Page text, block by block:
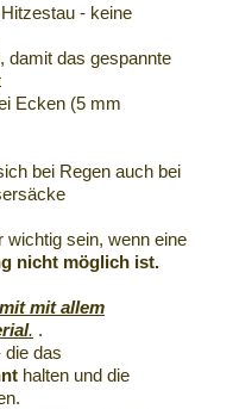
- keine
, damit das gespannte
Ecken (5 mm
bei Regen auch bei
wichtig sein, wenn eine
nicht möglich ist.
mit allem
. .
die das
halten und die